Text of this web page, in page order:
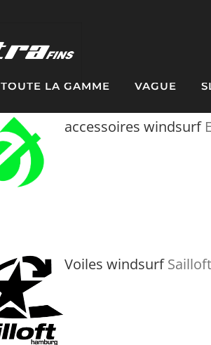
TOUTE LA GAMME VAGUE
accessoires windsurf
Voiles windsurf